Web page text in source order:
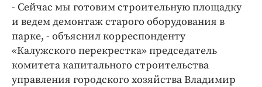
- Сейчас мы готовим строительную площадку
и ведем демонтаж старого оборудования в
парке, - объяснил корреспонденту
«Калужского перекрестка» председатель
комитета капитального строительства
управления городского хозяйства Владимир